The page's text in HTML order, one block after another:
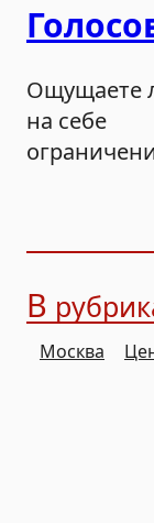
Ощущаете
на себе
В
Москва